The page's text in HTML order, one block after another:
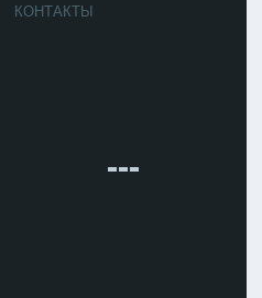
КОНТАКТЫ